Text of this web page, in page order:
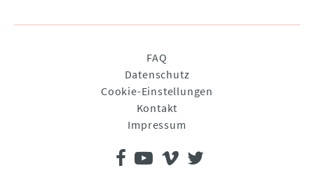
FAQ
Datenschutz
Cookie-Einstellungen
Kontakt
Impressum